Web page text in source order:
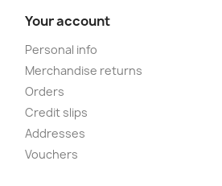
Your account
Personal info
Merchandise returns
Orders
Credit slips
Addresses
Vouchers